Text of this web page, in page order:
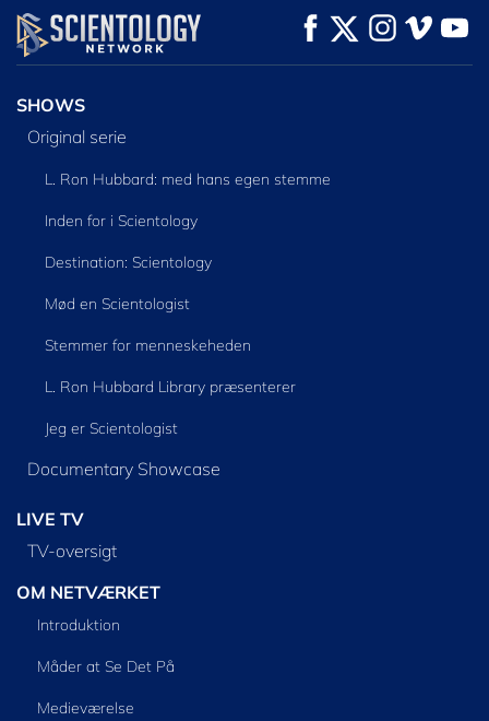
SE UDFORSK SERIEN
SHOWS
Original serie
L. Ron Hubbard: med hans egen stemme
Inden for i Scientology
Destination: Scientology
Mød en Scientologist
Stemmer for menneskeheden
L. Ron Hubbard Library præsenterer
Jeg er Scientologist
Documentary Showcase
LIVE TV
TV-oversigt
OM NETVÆRKET
Introduktion
Måder at Se Det På
Medieværelse